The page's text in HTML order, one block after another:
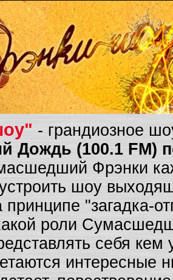
- грандиозное
Дождь (100.1 FM)
Фрэнки
шоу
принципе "загадка-
роли
себя
интересные